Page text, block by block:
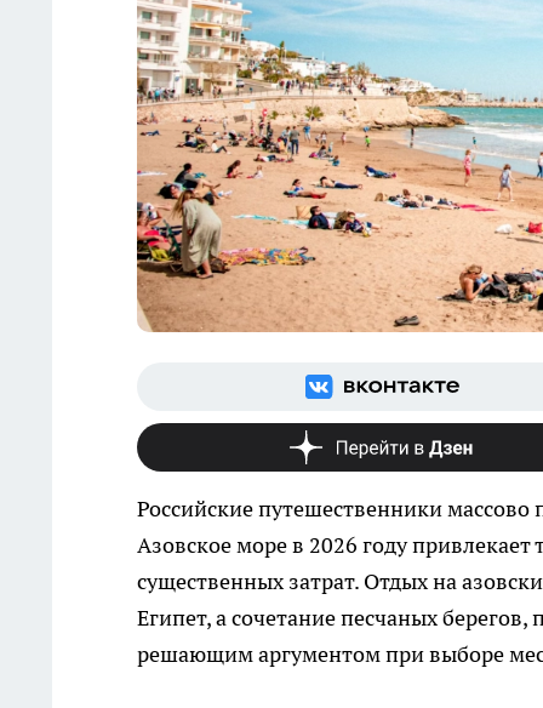
Российские путешественники
Азовское море в 2026 году
существенных затрат. Отдых на
Египет, а сочетание песчаных
решающим аргументом при выборе